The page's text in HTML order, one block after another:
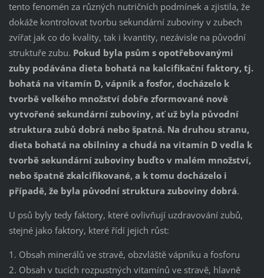
tento fenomén za různých nutričních podmínek a zjistila, že
dokáže kontrolovat tvorbu sekundární zuboviny v zubech
zvířat jak co do kvality, tak i kvantity, nezávisle na původní
struktuře zubu. Pokud byla psům s opotřebovanými
zuby podávána dieta bohatá na kalcifikační faktory, tj.
bohatá na vitamín D, vápník a fosfor, docházelo k
tvorbě velkého množství dobře zformované nově
vytvořené sekundární zuboviny, ať už byla původní
struktura zubů dobrá nebo špatná. Na druhou stranu,
dieta bohatá na obilniny a chudá na vitamín D vedla k
tvorbě sekundární zuboviny buďto v malém množství,
nebo špatně zkalcifikované, a k tomu docházelo i
případě, že byla původní struktura zuboviny dobrá.
U psů byly tedy faktory, které ovlivňují uzdravování zubů,
stejné jako faktory, které řídí jejich růst:
1. Obsah minerálů ve stravě, obzvláště vápníku a fosforu
2. Obsah v tucích rozpustných vitamínů ve stravě, hlavně